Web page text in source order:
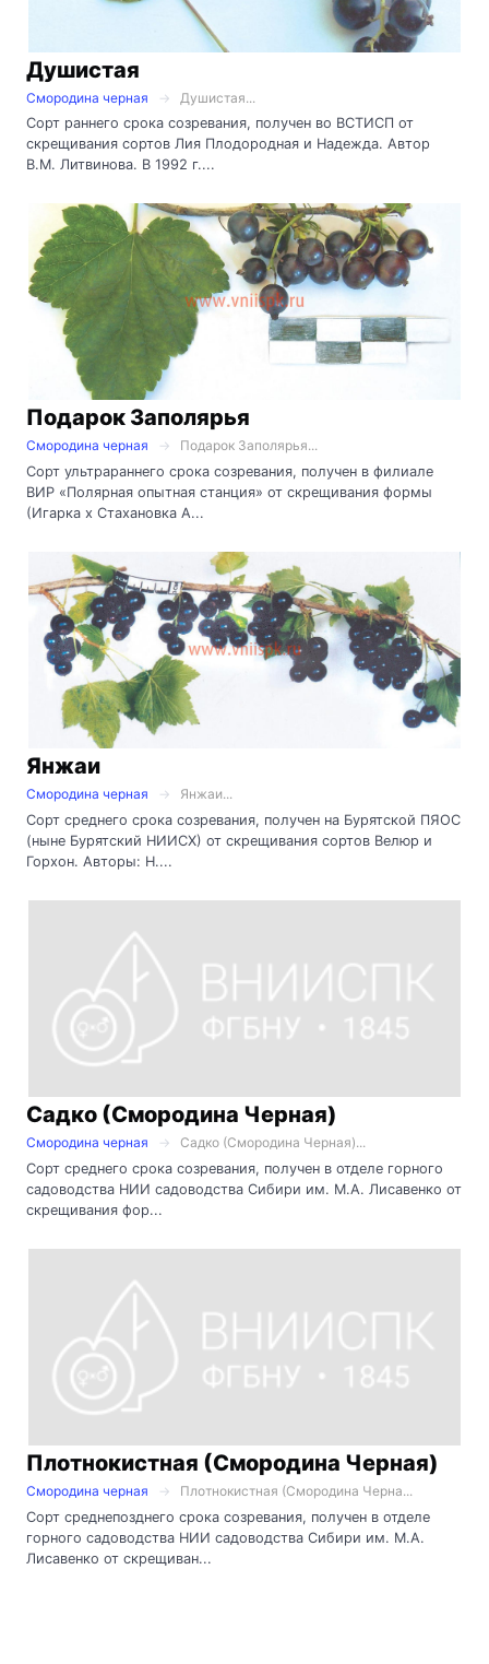
Душистая
Смородина черная
Душистая...
Сорт раннего срока созревания, получен во ВСТИСП от
скрещивания сортов Лия Плодородная и Надежда. Автор
В.М. Литвинова. В 1992 г....
Подарок Заполярья
Смородина черная
Подарок Заполярья...
Сорт ультрараннего срока созревания, получен в филиале
ВИР «Полярная опытная станция» от скрещивания формы
(Игарка х Стахановка А...
Янжаи
Смородина черная
Янжаи...
Сорт среднего срока созревания, получен на Бурятской ПЯОС
(ныне Бурятский НИИСХ) от скрещивания сортов Велюр и
Горхон. Авторы: Н....
Садко (Смородина Черная)
Смородина черная
Садко (Смородина Черная)...
Сорт среднего срока созревания, получен в отделе горного
садоводства НИИ садоводства Сибири им. М.А. Лисавенко от
скрещивания фор...
Плотнокистная (Смородина Черная)
Смородина черная
Плотнокистная (Смородина Черна...
Сорт среднепозднего срока созревания, получен в отделе
горного садоводства НИИ садоводства Сибири им. М.А.
Лисавенко от скрещиван...